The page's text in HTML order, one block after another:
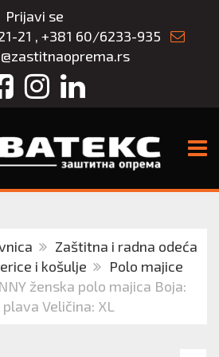
Prijavi se
21 , +381 60/6233-935
FacebookInstagram
LinkedIn
Zaštitna i radna odeća
i košulje
Polo majice
ženska polo majica Boja:
plava Veličina: XL